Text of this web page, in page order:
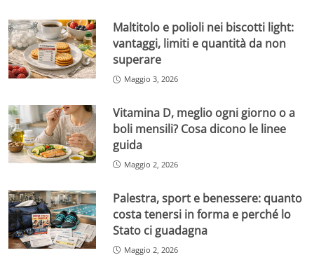
Maltitolo e polioli nei biscotti light:
vantaggi, limiti e quantità da non
superare
Maggio 3, 2026
Vitamina D, meglio ogni giorno o a
boli mensili? Cosa dicono le linee
guida
Maggio 2, 2026
Palestra, sport e benessere: quanto
costa tenersi in forma e perché lo
Stato ci guadagna
Maggio 2, 2026